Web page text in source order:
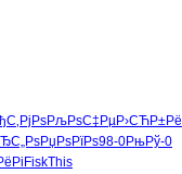
РљРѕС‡РµР›СЋР±Рё
РџРѕРїРѕ98-0РњРў-0
FiskThis